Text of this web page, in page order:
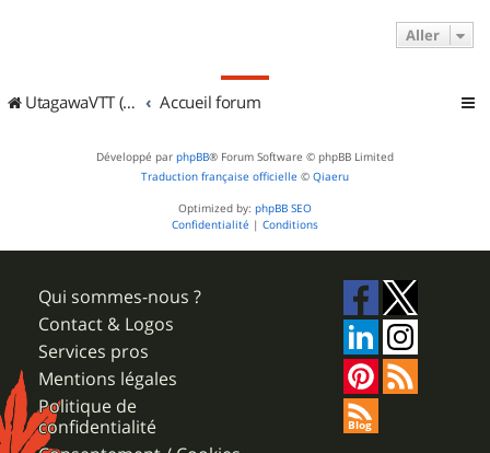
Aller
UtagawaVTT (Randos VTT et VTTAE avec traces GPS) Accueil forum
Développé par phpBB® Forum Software © phpBB Limited
Traduction française officielle © Qiaeru
Optimized by: phpBB SEO
Confidentialité | Conditions
Qui sommes-nous ?
Contact & Logos
Services pros
Mentions légales
Politique de
confidentialité